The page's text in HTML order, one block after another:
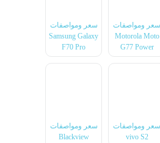
سعر ومواصفات
Motorola Moto
G77 Power
سعر ومواصفات
Samsung Galaxy
F70 Pro
سعر ومواصفات
vivo S2
سعر ومواصفات
Blackview